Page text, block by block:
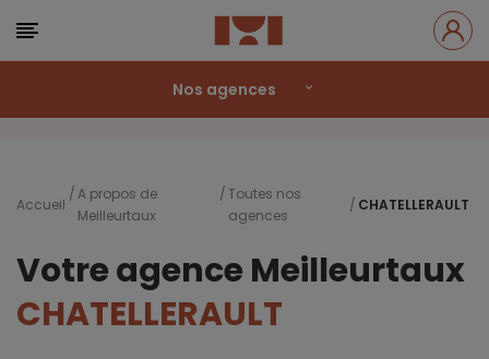
Nos agences
Accueil
A propos de
Meilleurtaux
Toutes nos
agences
CHATELLERAULT
Votre agence Meilleurtaux
CHATELLERAULT